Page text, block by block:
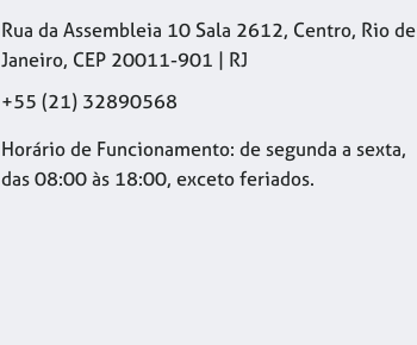
Rua da Assembleia 10 Sala 2612, Centro, Rio de
Janeiro, CEP 20011-901 | RJ
+55 (21) 32890568
Horário de Funcionamento: de segunda a sexta,
das 08:00 às 18:00, exceto feriados.